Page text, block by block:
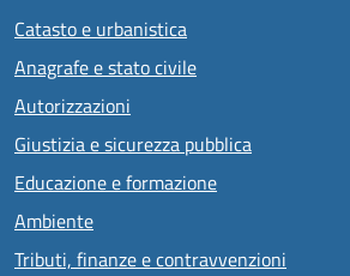
Catasto e urbanistica
Anagrafe e stato civile
Autorizzazioni
Giustizia e sicurezza pubblica
Educazione e formazione
Ambiente
Tributi, finanze e contravvenzioni